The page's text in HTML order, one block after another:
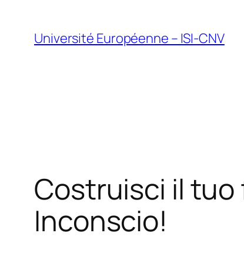
contenuto
Université Européenne – ISI-CNV
Costruisci il
Inconscio!